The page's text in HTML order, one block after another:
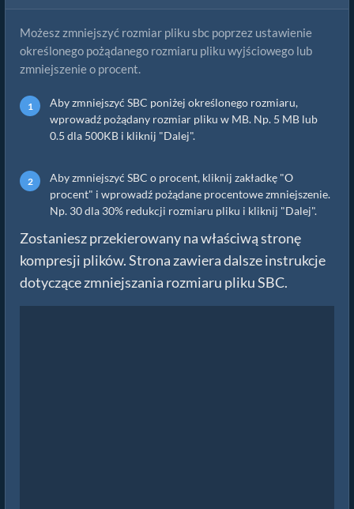
Możesz zmniejszyć rozmiar pliku sbc poprzez ustawienie
określonego pożądanego rozmiaru pliku wyjściowego lub
zmniejszenie o procent.
Aby zmniejszyć SBC poniżej określonego rozmiaru,
wprowadź pożądany rozmiar pliku w MB. Np. 5 MB lub
0.5 dla 500KB i kliknij "Dalej".
Aby zmniejszyć SBC o procent, kliknij zakładkę "O
procent" i wprowadź pożądane procentowe zmniejszenie.
Np. 30 dla 30% redukcji rozmiaru pliku i kliknij "Dalej".
Zostaniesz przekierowany na właściwą stronę
kompresji plików. Strona zawiera dalsze instrukcje
dotyczące zmniejszania rozmiaru pliku SBC.